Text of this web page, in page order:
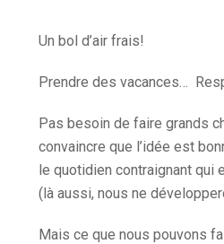
Un bol d’air frais!
Prendre des vacances…
Pas besoin de faire grands
convaincre que l’idée est
le quotidien contraignant qui
(là aussi, nous ne
Mais ce que nous pouvons